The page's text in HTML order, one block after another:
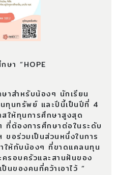
า “HOPE
าสำหรับน้องๆ นักเรียน
ทุนทรัพย์ และปีนี้เป็นปีที่ 4
ให้ทุนการศึกษาสูงสุด
ต้องการศึกษาต่อในระดับ
อร่วมเป็นส่วนหนึ่งในการ
ให้กับน้องๆ ที่ขาดแคลนทุน
ครอบครัวและสานฝันของ
นของคนที่คว้าเอาไว้ “